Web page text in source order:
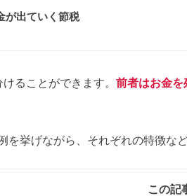
が出ていく節税
ることができます。 前者はお金を
を挙げながら、それぞれの特徴な
この記